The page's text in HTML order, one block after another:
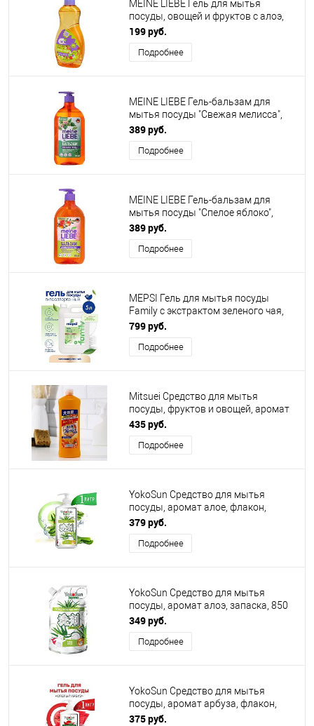
MEINE LIEBE Гель для мытья
посуды, овощей и фруктов с алоэ,
485 мл
199 руб.
Подробнее
MEINE LIEBE Гель-бальзам для
мытья посуды "Свежая мелисса",
концентрат, 750 мл.
389 руб.
Подробнее
MEINE LIEBE Гель-бальзам для
мытья посуды "Спелое яблоко",
концентрат, 750 мл.
389 руб.
Подробнее
MEPSI Гель для мытья посуды
Family с экстрактом зеленого чая,
канистра, 5 л
799 руб.
Подробнее
Mitsuei Средство для мытья
посуды, фруктов и овощей, аромат
апельсина, бутылка-дозатор, 800мл
435 руб.
Подробнее
YokoSun Средство для мытья
посуды, аромат алое, флакон,
1000мл
379 руб.
Подробнее
YokoSun Средство для мытья
посуды, аромат алоэ, запаска, 850
мл
349 руб.
Подробнее
YokoSun Средство для мытья
посуды, аромат арбуза, флакон,
1000мл
375 руб.